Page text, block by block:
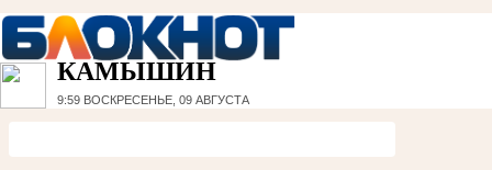
КАМЫШИН
9:59 ВОСКРЕСЕНЬЕ, 09 АВГУСТА